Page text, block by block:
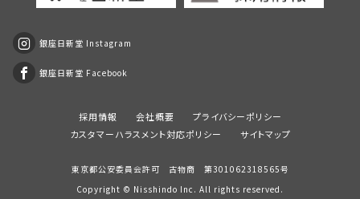
銀座日新堂 Instagram
銀座日新堂 Facebook
採用情報 会社概要
プライバシーポリシー
カスタマーハラスメント対応ポリシー
サイトマップ
東京都公安委員会許可 古物商 第301062318565号
Copyright © Nisshindo Inc. All rights reserved.